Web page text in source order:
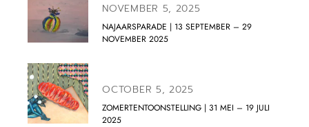
NOVEMBER 5, 2025
NAJAARSPARADE | 13 SEPTEMBER – 29
NOVEMBER 2025
OCTOBER 5, 2025
ZOMERTENTOONSTELLING | 31 MEI – 19 JULI
2025